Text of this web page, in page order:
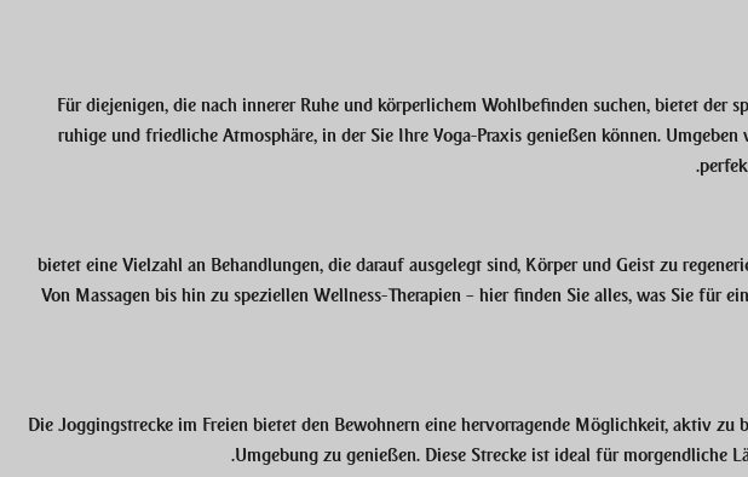
Für diejenigen, die nach innerer Ruhe und körperlichem Wohlbefinden suchen, bietet der
ruhige und friedliche Atmosphäre, in der Sie Ihre Yoga-Praxis genießen können.
bietet eine Vielzahl an Behandlungen, die darauf ausgelegt sind, Körper und Geist zu
Von Massagen bis hin zu speziellen Wellness-Therapien – hier finden Sie alles, was Sie für
Die Joggingstrecke im Freien bietet den Bewohnern eine hervorragende Möglichkeit, aktiv zu
Umgebung zu genießen. Diese Strecke ist ideal für morgendliche